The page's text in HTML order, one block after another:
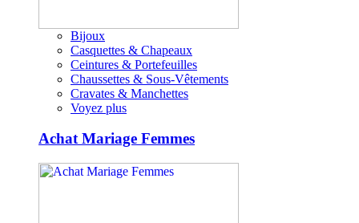
Bijoux
Casquettes & Chapeaux
Ceintures & Portefeuilles
Chaussettes & Sous-Vêtements
Cravates & Manchettes
Voyez plus
Achat Mariage Femmes